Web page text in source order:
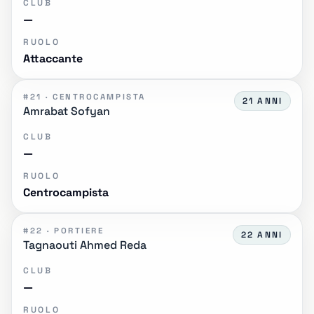
CLUB
—
RUOLO
Attaccante
#21 · CENTROCAMPISTA
Amrabat Sofyan
21 ANNI
CLUB
—
RUOLO
Centrocampista
#22 · PORTIERE
Tagnaouti Ahmed Reda
22 ANNI
CLUB
—
RUOLO